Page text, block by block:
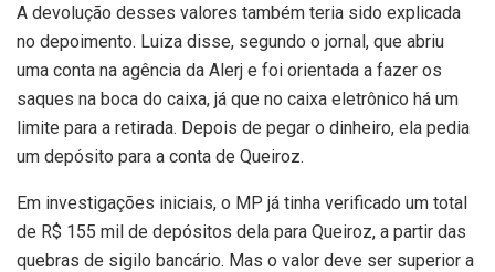
A devolução desses valores também teria sido explicada
no depoimento. Luiza disse, segundo o jornal, que abriu
uma conta na agência da Alerj e foi orientada a fazer os
saques na boca do caixa, já que no caixa eletrônico há um
limite para a retirada. Depois de pegar o dinheiro, ela pedia
um depósito para a conta de Queiroz.
Em investigações iniciais, o MP já tinha verificado um total
de R$ 155 mil de depósitos dela para Queiroz, a partir das
quebras de sigilo bancário. Mas o valor deve ser superior a